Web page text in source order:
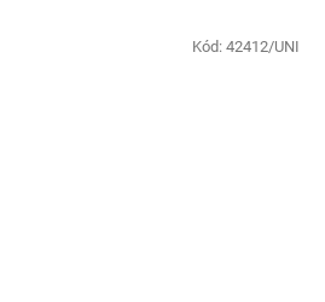
Kód: 42412/UNI